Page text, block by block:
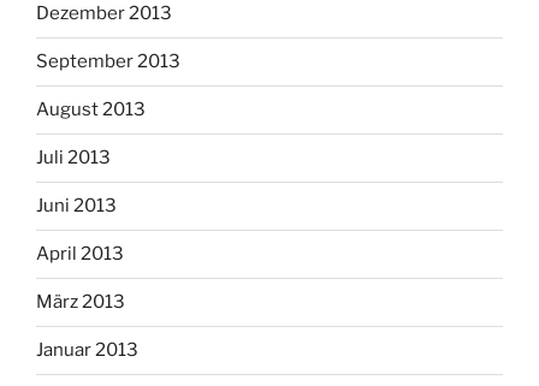
Dezember 2013
September 2013
August 2013
Juli 2013
Juni 2013
April 2013
März 2013
Januar 2013